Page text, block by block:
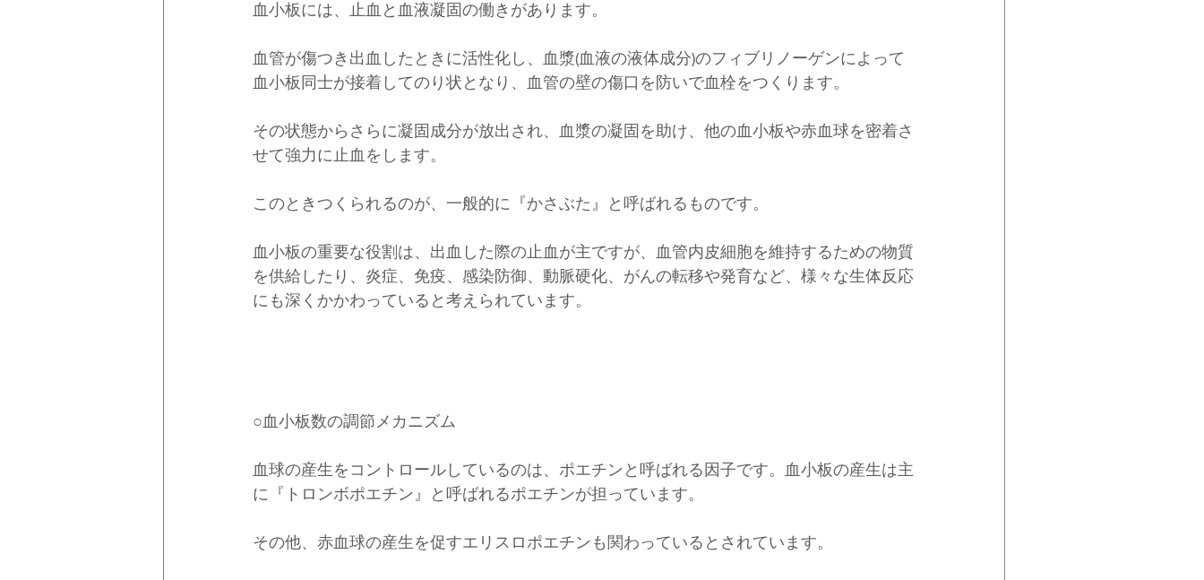
血小板には、止血と血液凝固の働きがあります。
血管が傷つき出血したときに活性化し、血漿(血液の液体成分)のフィブリノーゲンによって
血小板同士が接着してのり状となり、血管の壁の傷口を防いで血栓をつくります。
その状態からさらに凝固成分が放出され、血漿の凝固を助け、他の血小板や赤血球を密着さ
せて強力に止血をします。
このときつくられるのが、一般的に『かさぶた』と呼ばれるものです。
血小板の重要な役割は、出血した際の止血が主ですが、血管内皮細胞を維持するための物質
を供給したり、炎症、免疫、感染防御、動脈硬化、がんの転移や発育など、様々な生体反応
にも深くかかわっていると考えられています。
○血小板数の調節メカニズム
血球の産生をコントロールしているのは、ポエチンと呼ばれる因子です。血小板の産生は主
に『トロンボポエチン』と呼ばれるポエチンが担っています。
その他、赤血球の産生を促すエリスロポエチンも関わっているとされています。